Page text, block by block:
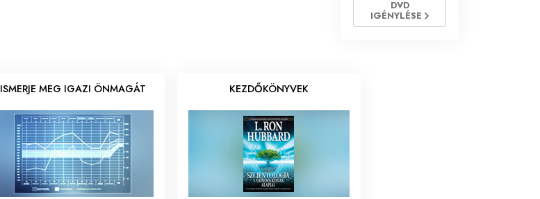
DVD
IGÉNYLÉSE
ISMERJE MEG IGAZI ÖNMAGÁT KEZDŐKÖNYVEK